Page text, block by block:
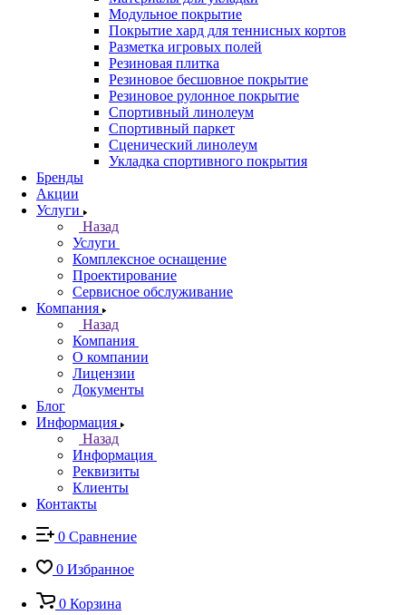
Модульное покрытие
Покрытие хард для теннисных кортов
Разметка игровых полей
Резиновая плитка
Резиновое бесшовное покрытие
Резиновое рулонное покрытие
Спортивный линолеум
Спортивный паркет
Сценический линолеум
Укладка спортивного покрытия
Бренды
Акции
Услуги
Назад
Услуги
Комплексное оснащение
Проектирование
Сервисное обслуживание
Компания
Назад
Компания
О компании
Лицензии
Документы
Блог
Информация
Назад
Информация
Реквизиты
Клиенты
Контакты
0 Сравнение
0 Избранное
0 Корзина